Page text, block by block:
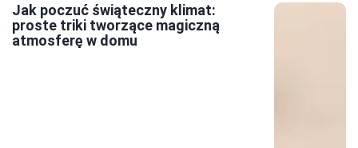
Jak poczuć świąteczny klimat:
proste triki tworzące magiczną
atmosferę w domu